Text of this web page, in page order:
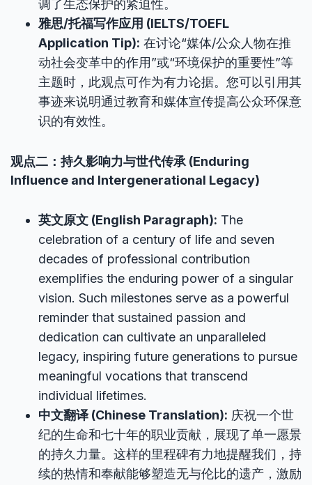
调了生态保护的紧迫性。
雅思/托福写作应用 (IELTS/TOEFL
Application Tip): 在讨论“媒体/公众人物在推
动社会变革中的作用”或“环境保护的重要性”等
主题时，此观点可作为有力论据。您可以引用其
事迹来说明通过教育和媒体宣传提高公众环保意
识的有效性。
观点二：持久影响力与世代传承 (Enduring
Influence and Intergenerational Legacy)
英文原文 (English Paragraph): The
celebration of a century of life and seven
decades of professional contribution
exemplifies the enduring power of a singular
vision. Such milestones serve as a powerful
reminder that sustained passion and
dedication can cultivate an unparalleled
legacy, inspiring future generations to pursue
meaningful vocations that transcend
individual lifetimes.
中文翻译 (Chinese Translation): 庆祝一个世
纪的生命和七十年的职业贡献，展现了单一愿景
的持久力量。这样的里程碑有力地提醒我们，持
续的热情和奉献能够塑造无与伦比的遗产，激励